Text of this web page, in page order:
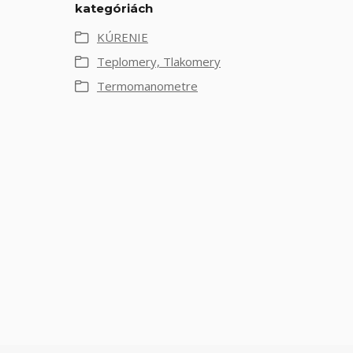
kategóriách
KÚRENIE
Teplomery, Tlakomery
Termomanometre